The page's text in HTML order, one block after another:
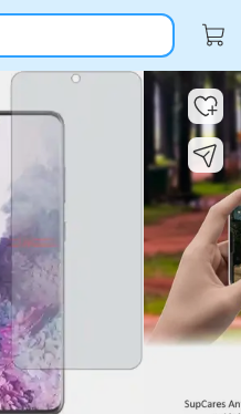
Key Highlights